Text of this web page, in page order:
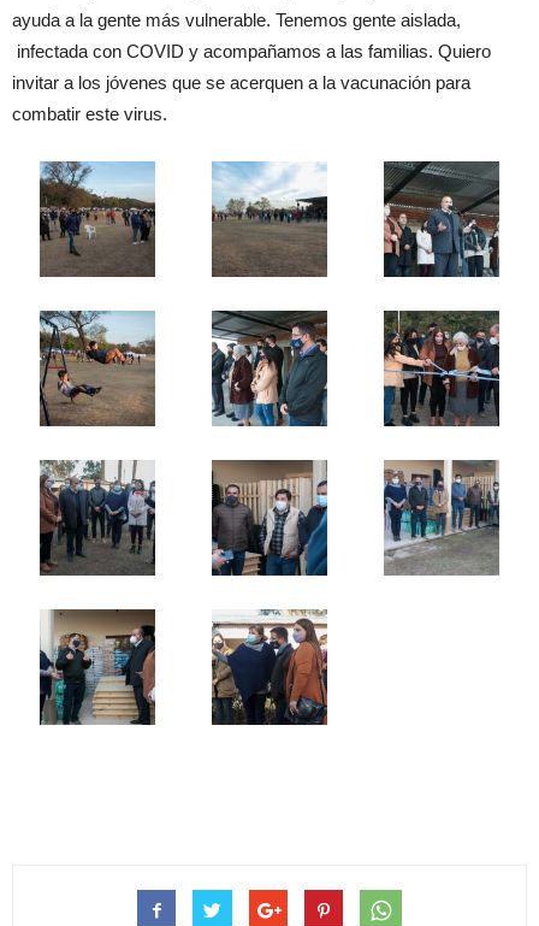
ayuda a la gente más vulnerable. Tenemos gente aislada,
infectada con COVID y acompañamos a las familias. Quiero
invitar a los jóvenes que se acerquen a la vacunación para
combatir este virus.